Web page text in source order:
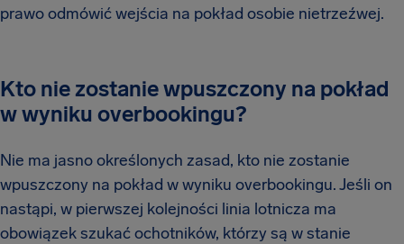
prawo odmówić wejścia na pokład osobie nietrzeźwej.
Kto nie zostanie wpuszczony na pokład
w wyniku overbookingu?
Nie ma jasno określonych zasad, kto nie zostanie
wpuszczony na pokład w wyniku overbookingu. Jeśli on
nastąpi, w pierwszej kolejności linia lotnicza ma
obowiązek szukać ochotników, którzy są w stanie